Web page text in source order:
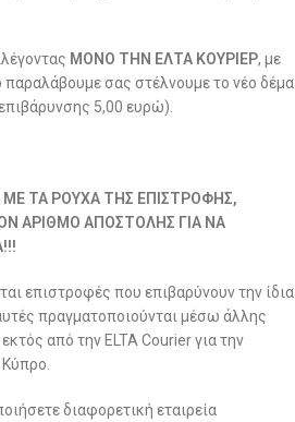
ΜΟΝΟ ΤΗΝ ΕΛΤΑ ΚΟΥΡΙΕΡ, με
παραλάβουμε σας στέλνουμε το νέο δέμα
5,00 ευρώ).
ΤΑ ΡΟΥΧΑ ΤΗΣ ΕΠΙΣΤΡΟΦΗΣ,
ΑΡΙΘΜΟ ΑΠΟΣΤΟΛΗΣ ΓΙΑ ΝΑ
επιστροφές που επιβαρύνουν την ίδια
πραγματοποιούνται μέσω άλλης
από την ELTA Courier για την
Κύπρο.
διαφορετική εταιρεία